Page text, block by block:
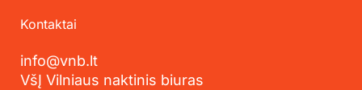
Kontaktai
info@vnb.lt
VšĮ Vilniaus naktinis biuras